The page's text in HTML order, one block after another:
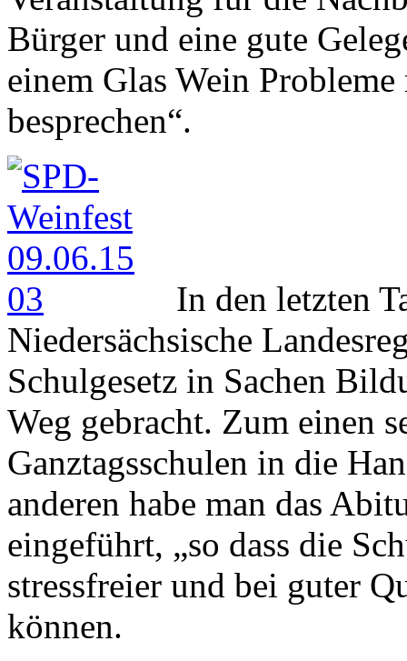
Bürger und eine gute
einem Glas Wein
besprechen“.
In den letzten
Niedersächsische
Schulgesetz in Sachen
Weg gebracht. Zum einen
Ganztagsschulen in die
anderen habe man das
eingeführt, „so dass die
stressfreier und bei guter
können.